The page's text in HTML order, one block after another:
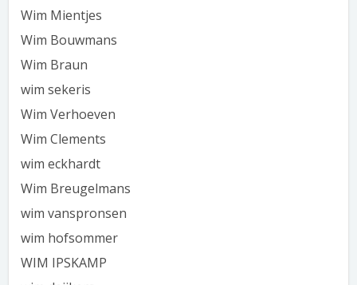
Wim Mientjes
Wim Bouwmans
Wim Braun
wim sekeris
Wim Verhoeven
Wim Clements
wim eckhardt
Wim Breugelmans
wim vanspronsen
wim hofsommer
WIM IPSKAMP